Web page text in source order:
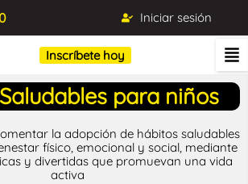
Iniciar sesión
Inscríbete hoy
para niños
la adopción de hábitos saludables
físico, emocional y social, mediante
y divertidas que promuevan una vida
activa